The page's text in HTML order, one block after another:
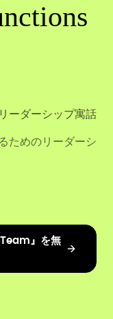
ーダーシップ寓話
ためのリーダーシ
』を無